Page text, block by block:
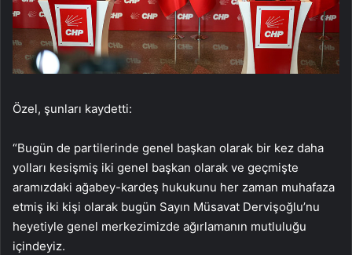
Özel, şunları kaydetti:
“Bugün de partilerinde genel başkan olarak bir kez daha
yolları kesişmiş iki genel başkan olarak ve geçmişte
aramızdaki ağabey-kardeş hukukunu her zaman muhafaza
etmiş iki kişi olarak bugün Sayın Müsavat Dervişoğlu’nu
heyetiyle genel merkezimizde ağırlamanın mutluluğu
içindeyiz.